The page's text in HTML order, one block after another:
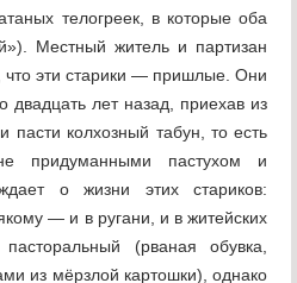
телогреек, в которые оба
Местный житель и партизан
что эти старики — пришлые. Они
двадцать лет назад, приехав из
пасти колхозный табун, то есть
придуманными пастухом и
о жизни этих стариков:
— и в ругани, и в житейских
(рваная обувка,
из мёрзлой картошки), однако